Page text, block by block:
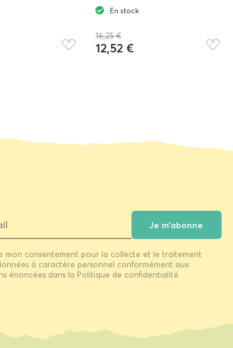
Ajouter
En stock
16,25 €
12,52 €
Ajouter
Je m'abonne
mon consentement pour la collecte et le traitement
à caractère personnel conformément aux
énoncées dans la Politique de confidentialité.